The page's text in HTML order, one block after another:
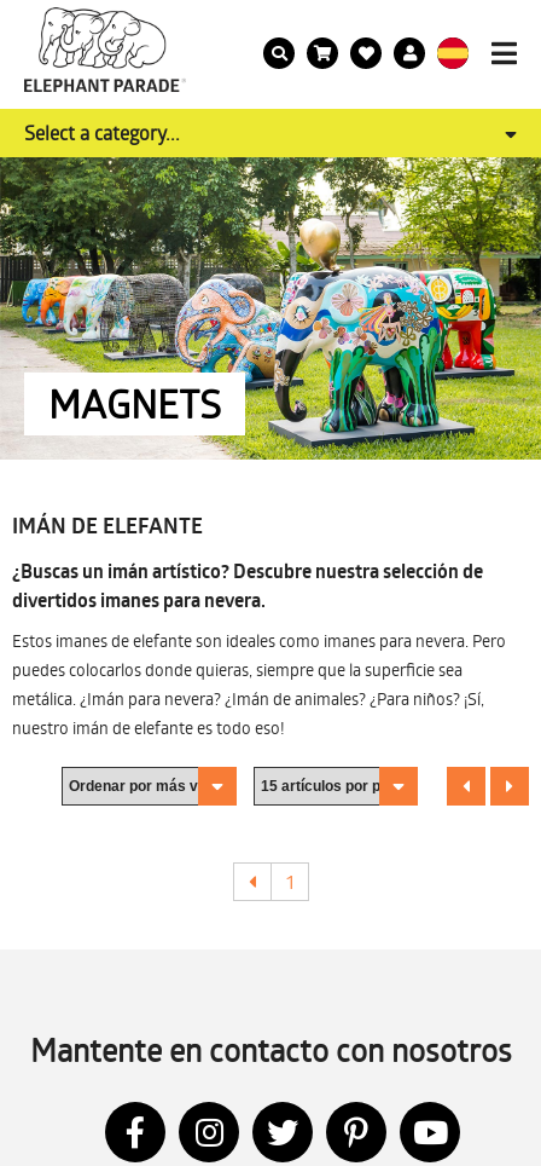
Select a category...
MAGNETS
IMÁN DE ELEFANTE
¿Buscas un imán artístico? Descubre nuestra selección de
divertidos imanes para nevera.
Estos imanes de elefante son ideales como imanes para nevera. Pero
puedes colocarlos donde quieras, siempre que la superficie sea
metálica. ¿Imán para nevera? ¿Imán de animales? ¿Para niños? ¡Sí,
nuestro imán de elefante es todo eso!
1
Mantente en contacto con nosotros